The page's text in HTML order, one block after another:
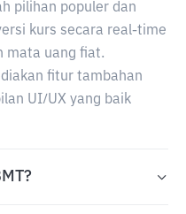
pilihan populer dan
kurs secara real-time
mata uang fiat.
fitur tambahan
UI/UX yang baik